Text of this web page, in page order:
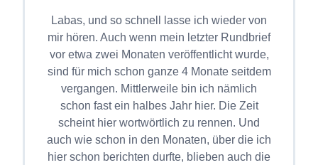
Labas, und so schnell lasse ich wieder von
mir hören. Auch wenn mein letzter Rundbrief
vor etwa zwei Monaten veröffentlicht wurde,
sind für mich schon ganze 4 Monate seitdem
vergangen. Mittlerweile bin ich nämlich
schon fast ein halbes Jahr hier. Die Zeit
scheint hier wortwörtlich zu rennen. Und
auch wie schon in den Monaten, über die ich
hier schon berichten durfte, blieben auch die